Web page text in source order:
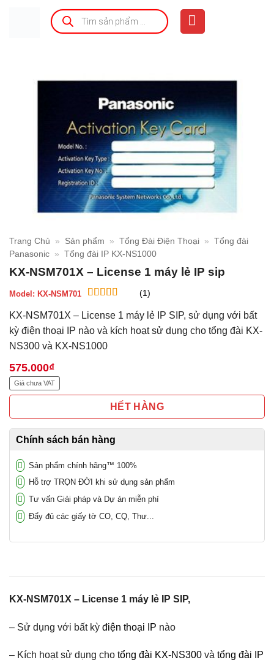
Tìm
kiếm
sản
phẩm
Trang Chủ » Sản phẩm » Tổng Đài Điện Thoại »
Tổng đài
Panasonic » Tổng đài IP KX-NS1000
KX-NSM701X – License 1 máy lẻ IP sip
Model: KX-NSM701
trênđánh
giá
(1)
KX-NSM701X – License 1 máy lẻ IP SIP, sử dụng với bất
kỳ điện thoại IP nào và kích hoạt sử dụng cho tổng đài KX-
NS300 và KX-NS1000
575.000₫
Giá chưa VAT
HẾT HÀNG
Chính sách bán hàng
Sản phẩm chính hãng™ 100%
Hỗ trợ TRỌN ĐỜI khi sử dụng sản phẩm
Tư vấn Giải pháp và Dự án miễn phí
Đẩy đủ các giấy tờ CO, CQ, Thư...
KX-NSM701X – License 1 máy lẻ IP SIP,
– Sử dụng với bất kỳ điện thoại IP nào
– Kích hoạt sử dụng cho tổng đài KX-NS300 và tổng đài IP